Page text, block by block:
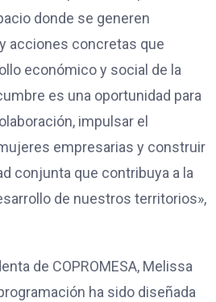
donde se generen
acciones concretas que
económico y social de la
es una oportunidad para
impulsar el
empresarias y construir
conjunta que contribuya a la
de nuestros territorios»,
de COPROMESA, Melissa
ha sido diseñada